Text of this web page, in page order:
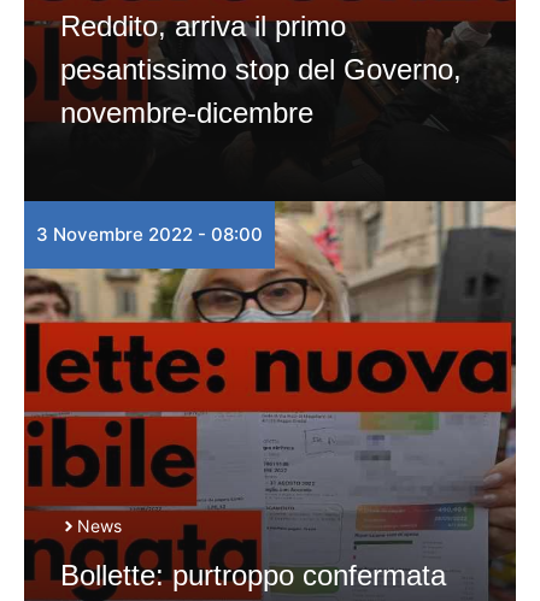
Reddito, arriva il primo
pesantissimo stop del Governo,
novembre-dicembre
3 Novembre 2022 - 08:00
News
Bollette: purtroppo confermata